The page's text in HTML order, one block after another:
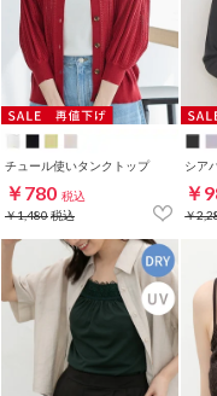
チュール使いタンクトップ
￥780 税込
￥1,480税込
シア
￥
￥